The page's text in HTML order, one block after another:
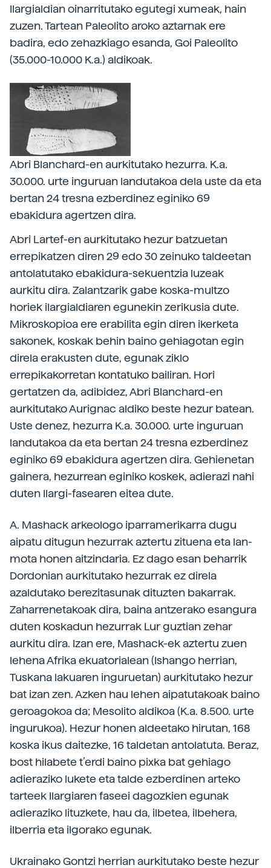
Ilargialdian oinarritutako egutegi xumeak, hain
zuzen. Tartean Paleolito aroko aztarnak ere
badira, edo zehazkiago esanda, Goi Paleolito
(35.000-10.000 K.a.) aldikoak.
Abri Blanchard-en aurkitutako hezurra. K.a.
30.000. urte inguruan landutakoa dela uste da eta
bertan 24 tresna ezberdinez eginiko 69
ebakidura agertzen dira.
Abri Lartef-en aurkitutako hezur batzuetan
errepikatzen diren 29 edo 30 zeinuko taldeetan
antolatutako ebakidura-sekuentzia luzeak
aurkitu dira. Zalantzarik gabe koska-multzo
horiek ilargialdiaren egunekin zerikusia dute.
Mikroskopioa ere erabilita egin diren ikerketa
sakonek, koskak behin baino gehiagotan egin
direla erakusten dute, egunak ziklo
errepikakorretan kontatuko bailiran. Hori
gertatzen da, adibidez, Abri Blanchard-en
aurkitutako Aurignac aldiko beste hezur batean.
Uste denez, hezurra K.a. 30.000. urte inguruan
landutakoa da eta bertan 24 tresna ezberdinez
eginiko 69 ebakidura agertzen dira. Gehienetan
gainera, hezurrean eginiko koskek, adierazi nahi
duten Ilargi-fasearen eitea dute.
A. Mashack arkeologo iparramerikarra dugu
aipatu ditugun hezurrak aztertu zituena eta lan-
mota honen aitzindaria. Ez dago esan beharrik
Dordonian aurkitutako hezurrak ez direla
azaldutako berezitasunak dituzten bakarrak.
Zaharrenetakoak dira, baina antzerako esangura
duten koskadun hezurrak Lur guztian zehar
aurkitu dira. Izan ere, Mashack-ek aztertu zuen
lehena Afrika ekuatorialean (Ishango herrian,
Tuskana lakuaren inguruetan) aurkitutako hezur
bat izan zen. Azken hau lehen aipatutakoak baino
geroagokoa da; Mesolito aldikoa (K.a. 8.500. urte
ingurukoa). Hezur honen aldeetako hirutan, 168
koska ikus daitezke, 16 taldetan antolatuta. Beraz,
bost hilabete t’erdi baino pixka bat gehiago
adieraziko lukete eta talde ezberdinen arteko
tarteek Ilargiaren faseei dagozkien egunak
adieraziko lituzkete, hau da, ilbetea, ilbehera,
ilberria eta ilgorako egunak.
Ukrainako Gontzi herrian aurkitutako beste hezur